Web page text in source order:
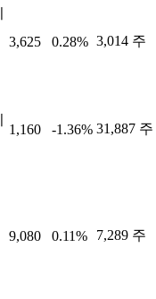
3,625 0.28% 3,014 주
1,160 -1.36% 31,887 주
9,080 0.11% 7,289 주